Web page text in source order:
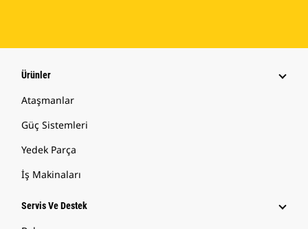
Ürünler
Ataşmanlar
Güç Sistemleri
Yedek Parça
İş Makinaları
Servis Ve Destek